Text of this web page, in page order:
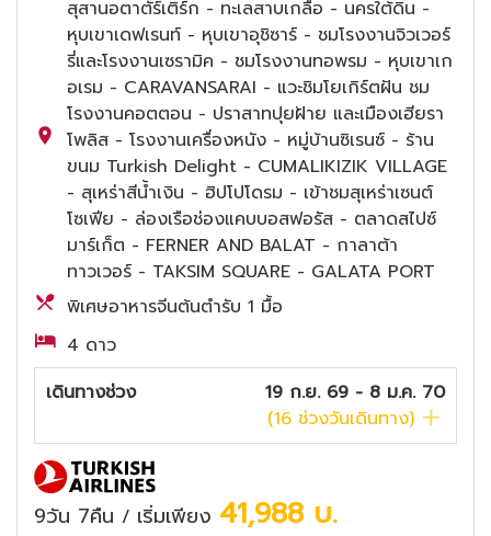
สุสานอตาตัร์เติร์ก - ทะเลสาบเกลือ - นครใต้ดิน -
หุบเขาเดฟเรนท์ - หุบเขาอุชิซาร์ - ชมโรงงานจิวเวอร์
รี่และโรงงานเซรามิค - ชมโรงงานทอพรม - หุบเขาเก
อเรม - CARAVANSARAI - แวะชิมโยเกิร์ตฝัน ชม
โรงงานคอตตอน - ปราสาทปุยฝ้าย และเมืองเฮียรา
โพลิส - โรงงานเครื่องหนัง - หมู่บ้านซิเรนซ์ - ร้าน
ขนม Turkish Delight - CUMALIKIZIK VILLAGE
- สุเหร่าสีน้ำเงิน - ฮิปโปโดรม - เข้าชมสุเหร่าเซนต์
โซเฟีย - ล่องเรือช่องแคบบอสฟอรัส - ตลาดสไปซ์
มาร์เก็ต - FERNER AND BALAT - กาลาต้า
ทาวเวอร์ - TAKSIM SQUARE - GALATA PORT
พิเศษอาหารจีนต้นตำรับ 1 มื้อ
4 ดาว
เดินทางช่วง
19 ก.ย. 69 - 8 ม.ค. 70
(16 ช่วงวันเดินทาง)
9วัน 7คืน / เริ่มเพียง 41,988 บ.